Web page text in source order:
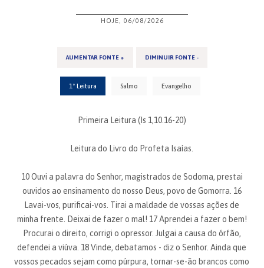
HOJE, 06/08/2026
AUMENTAR FONTE + DIMINUIR FONTE -
1ª Leitura Salmo Evangelho
Primeira Leitura (Is 1,10.16-20)
Leitura do Livro do Profeta Isaías.
10 Ouvi a palavra do Senhor, magistrados de Sodoma, prestai
ouvidos ao ensinamento do nosso Deus, povo de Gomorra. 16
Lavai-vos, purificai-vos. Tirai a maldade de vossas ações de
minha frente. Deixai de fazer o mal! 17 Aprendei a fazer o bem!
Procurai o direito, corrigi o opressor. Julgai a causa do órfão,
defendei a viúva. 18 Vinde, debatamos - diz o Senhor. Ainda que
vossos pecados sejam como púrpura, tornar-se-ão brancos como